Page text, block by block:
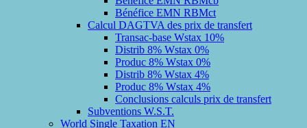
Bénéfice EMN RBMct
Calcul DAGTVA des prix de transfert
Transac-base Wstax 10%
Distrib 8% Wstax 0%
Produc 8% Wstax 0%
Distrib 8% Wstax 4%
Produc 8% Wstax 4%
Conclusions calculs prix de transfert
Subventions W.S.T.
World Single Taxation EN